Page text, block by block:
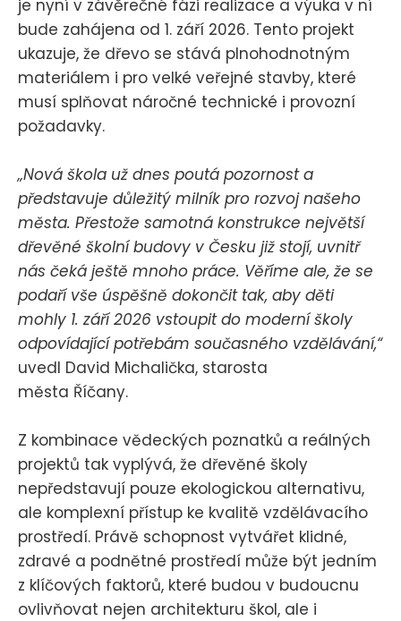
je nyní v závěrečné fázi realizace a výuka v ní
bude zahájena od 1. září 2026. Tento projekt
ukazuje, že dřevo se stává plnohodnotným
materiálem i pro velké veřejné stavby, které
musí splňovat náročné technické i provozní
požadavky.
„Nová škola už dnes poutá pozornost a
představuje důležitý milník pro rozvoj našeho
města. Přestože samotná konstrukce největší
dřevěné školní budovy v Česku již stojí, uvnitř
nás čeká ještě mnoho práce. Věříme ale, že se
podaří vše úspěšně dokončit tak, aby děti
mohly 1. září 2026 vstoupit do moderní školy
odpovídající potřebám současného vzdělávání,“
uvedl David Michalička, starosta
města Říčany.
Z kombinace vědeckých poznatků a reálných
projektů tak vyplývá, že dřevěné školy
nepředstavují pouze ekologickou alternativu,
ale komplexní přístup ke kvalitě vzdělávacího
prostředí. Právě schopnost vytvářet klidné,
zdravé a podnětné prostředí může být jedním
z klíčových faktorů, které budou v budoucnu
ovlivňovat nejen architekturu škol, ale i